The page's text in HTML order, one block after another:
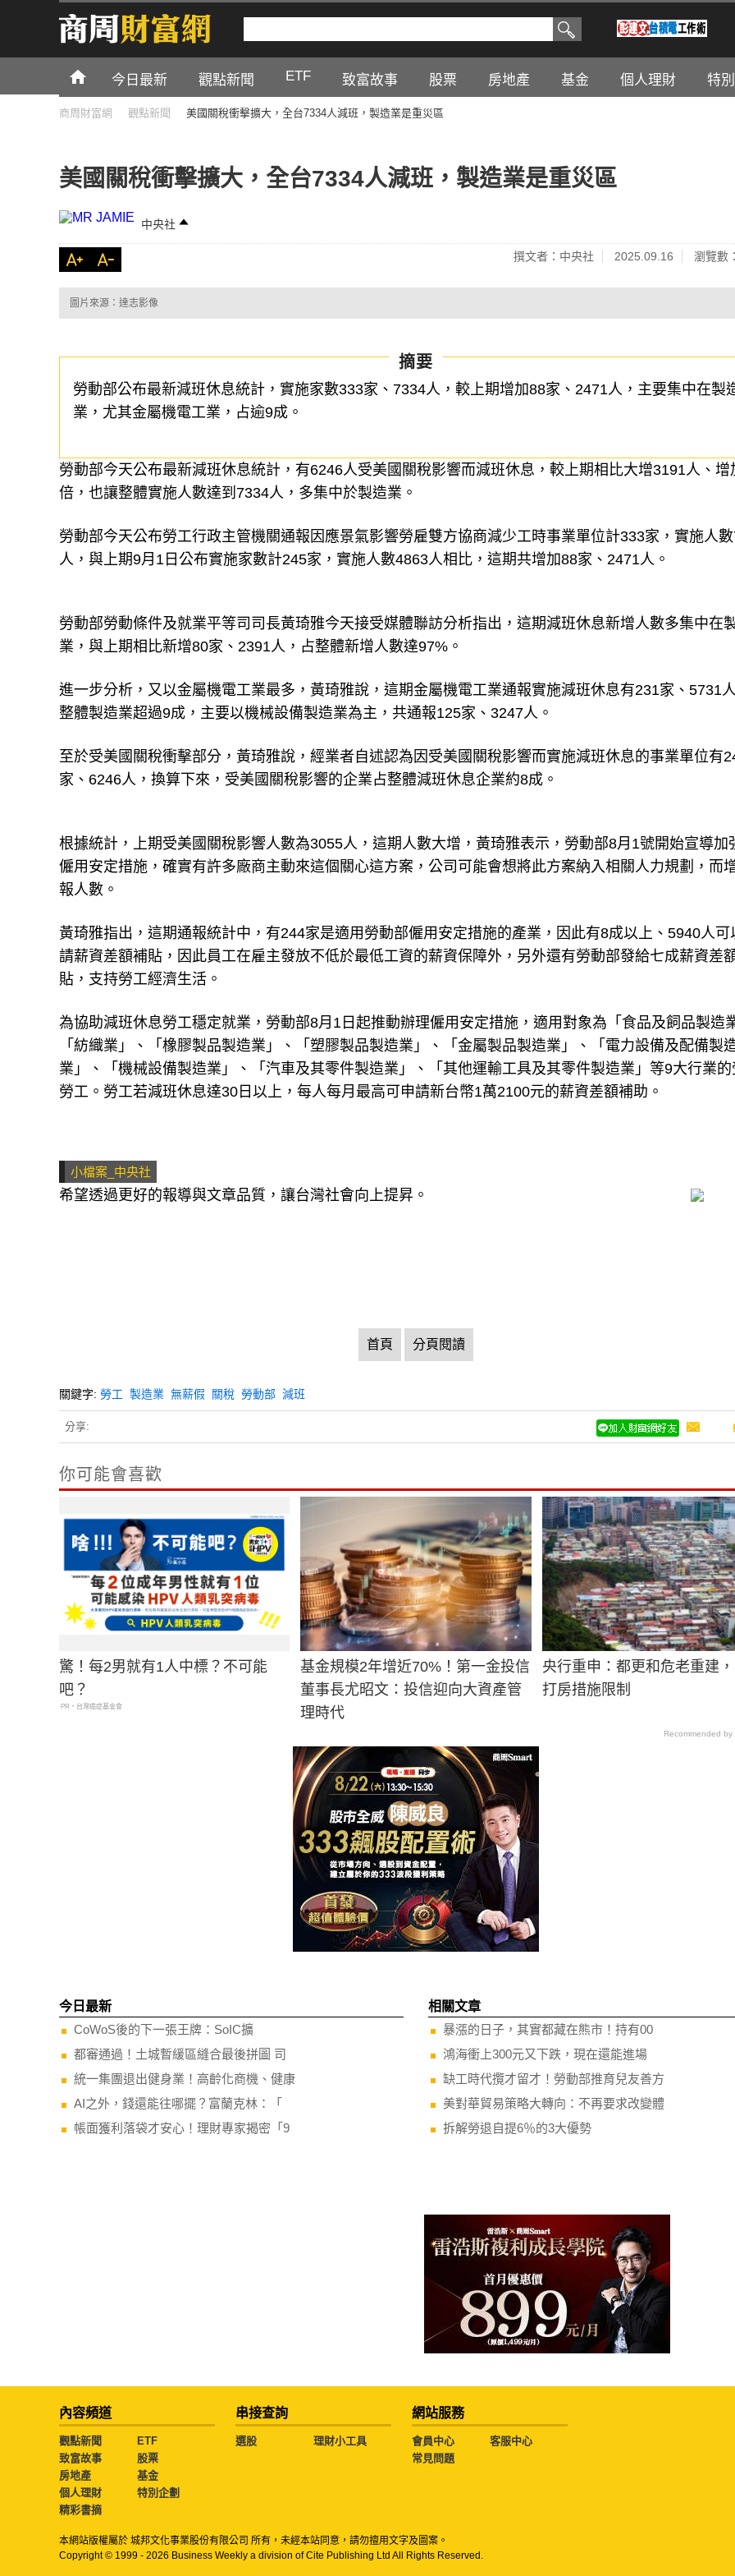
今日最新 觀點新聞 ETF 致富故事 股票 房地產 基金 個人理財 特
商周財富網 觀點新聞 美國關稅衝擊擴大，全台7334人減班，製造業是重災區
美國關稅衝擊擴大，全台7334人減班，製造業是重災區
中央社
撰文者：中央社 2025.09.16 瀏覽數
圖片來源：達志影像
摘要
勞動部公布最新減班休息統計，實施家數333家、7334人，較上期增加88家、2471人，主要集中在製
業，尤其金屬機電工業，占逾9成。
勞動部今天公布最新減班休息統計，有6246人受美國關稅影響而減班休息，較上期相比大增3191人、增
倍，也讓整體實施人數達到7334人，多集中於製造業。
勞動部今天公布勞工行政主管機關通報因應景氣影響勞雇雙方協商減少工時事業單位計333家，實施人
人，與上期9月1日公布實施家數計245家，實施人數4863人相比，這期共增加88家、2471人。
勞動部勞動條件及就業平等司司長黃琦雅今天接受媒體聯訪分析指出，這期減班休息新增人數多集中在
業，與上期相比新增80家、2391人，占整體新增人數達97%。
進一步分析，又以金屬機電工業最多，黃琦雅說，這期金屬機電工業通報實施減班休息有231家、5731
整體製造業超過9成，主要以機械設備製造業為主，共通報125家、3247人。
至於受美國關稅衝擊部分，黃琦雅說，經業者自述認為因受美國關稅影響而實施減班休息的事業單位有
家、6246人，換算下來，受美國關稅影響的企業占整體減班休息企業約8成。
根據統計，上期受美國關稅影響人數為3055人，這期人數大增，黃琦雅表示，勞動部8月1號開始宣導加
僱用安定措施，確實有許多廠商主動來這個關心這方案，公司可能會想將此方案納入相關人力規劃，而
報人數。
黃琦雅指出，這期通報統計中，有244家是適用勞動部僱用安定措施的產業，因此有8成以上、5940人可
請薪資差額補貼，因此員工在雇主發放不低於最低工資的薪資保障外，另外還有勞動部發給七成薪資差
貼，支持勞工經濟生活。
為協助減班休息勞工穩定就業，勞動部8月1日起推動辦理僱用安定措施，適用對象為「食品及飼品製造
「紡織業」、「橡膠製品製造業」、「塑膠製品製造業」、「金屬製品製造業」、「電力設備及配備製
業」、「機械設備製造業」、「汽車及其零件製造業」、「其他運輸工具及其零件製造業」等9大行業的
勞工。勞工若減班休息達30日以上，每人每月最高可申請新台幣1萬2100元的薪資差額補助。
小檔案_中央社
希望透過更好的報導與文章品質，讓台灣社會向上提昇。
首頁 分頁閱讀
關鍵字: 勞工 製造業 無薪假 關稅 勞動部 減班
分享:
你可能會喜歡
驚！每2男就有1人中標？不可能
吧？
PR・台灣癌症基金會
基金規模2年增近70%！第一金投信
董事長尤昭文：投信迎向大資產管
理時代
央行重申：都更和危老重建
打房措施限制
Recommended by
今日最新
CoWoS後的下一張王牌：SoIC擴
都審通過！土城暫緩區縫合最後拼圖 司
統一集團退出健身業！高齡化商機、健康
AI之外，錢還能往哪擺？富蘭克林：「
帳面獲利落袋才安心！理財專家揭密「9
相關文章
暴漲的日子，其實都藏在熊市！持有00
鴻海衝上300元又下跌，現在還能進場
缺工時代攬才留才！勞動部推育兒友善方
美對華貿易策略大轉向：不再要求改變體
拆解勞退自提6％的3大優勢
內容頻道
觀點新聞
ETF
致富故事
股票
房地產
基金
個人理財
特別企劃
精彩書摘
串接查詢
選股 理財小工具
網站服務
會員中心
客服中心
常見問題
本網站版權屬於 城邦文化事業股份有限公司 所有，未經本站同意，請勿擅用文字及圖案。
Copyright © 1999 - 2026 Business Weekly a division of Cite Publishing Ltd All Rights Reserved.